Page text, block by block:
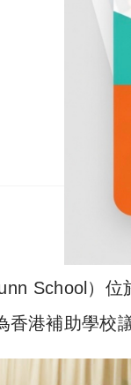
School）
香港補助學校